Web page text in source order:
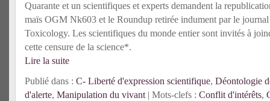
Quarante et un scientifiques et experts demandent la
maïs OGM Nk603 et le Roundup retirée indument par le
Toxicology. Les scientifiques du monde entier sont invités à
cette censure de la science*.
Lire la suite
Publié dans : C- Liberté d'expression scientifique, Déontologie
d'alerte, Manipulation du vivant | Mots-clefs : Conflit d'intérêts,